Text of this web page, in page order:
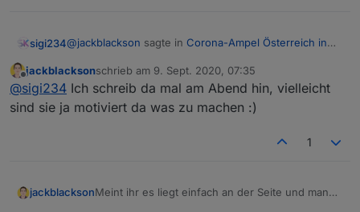
sigi234@jackblackson sagte in Corona-Ampel Österreich in
Meint ihr es liegt einfach an der Seite und man
könnte sie kontaktieren und über den Fehlrr
informieren? Weil es ja nicht generell mit Request
Würde hier mal fragen:
https://www.data.gv.at/katalog/dataset/52abfc2b-031c-
Offline
jackblacksonschrieb am 9. Sept. 2020, 07:35
zuletzt editiert von
@sigi234 Ich schreib da mal am Abend hin, vielleicht
sind sie ja motiviert da was zu machen :)
1
jackblacksonMeint ihr es liegt einfach an der Seite und man